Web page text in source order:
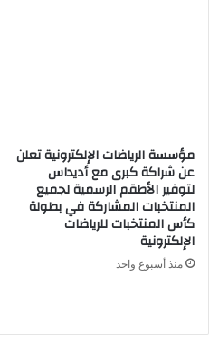
مؤسسة الرياضات الإلكترونية تعلن
عن شراكة كبرى مع أديداس
لتوفير الأطقم الرسمية لجميع
المنتخبات المشاركة في بطولة
كأس المنتخبات للرياضات
الإلكترونية
منذ أسبوع واحد